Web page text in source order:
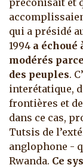
qui a présidé
1994 a échoué
modérés
des peuples.
interétatique,
frontières et
dans ce cas,
Tutsis de
anglophone -
Rwanda. Ce